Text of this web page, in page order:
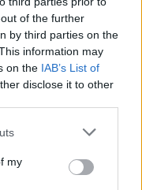
of the further
by third parties on the
information may
on the IAB’s List of
disclose it to other
my
groter. Louis van
in 2022 al dat je
de druk van zo’n